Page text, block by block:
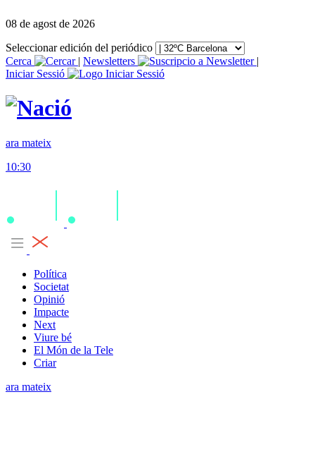
08 de agost de 2026
Seleccionar edición del periódico
Cerca
| Newsletters
|
Iniciar Sessió
ara mateix
10:30
Política
Societat
Opinió
Impacte
Next
Viure bé
El Món de la Tele
Criar
ara mateix